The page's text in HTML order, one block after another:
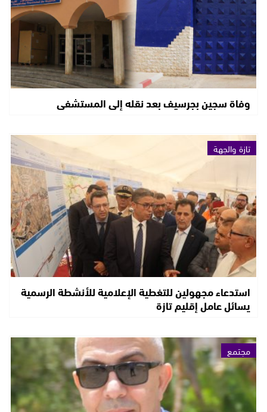
وفاة سجين بجرسيف بعد نقله إلى المستشفى
تازة والجهة
استدعاء مجهولين للتغطية الإعلامية للأنشطة الرسمية
يسائل عامل إقليم تازة
مجتمع